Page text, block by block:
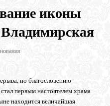
иконы
по благословению
первым настоятелем храма
находится величайшая